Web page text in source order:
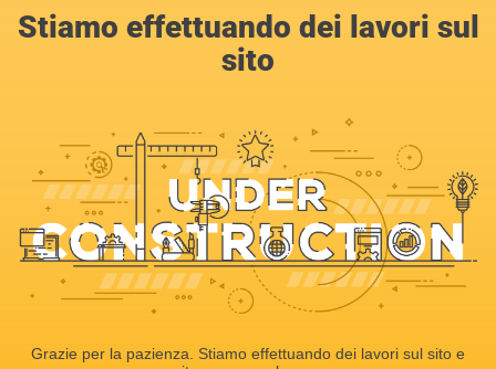
Stiamo effettuando dei lavori sul
sito
Grazie per la pazienza. Stiamo effettuando dei lavori sul sito e